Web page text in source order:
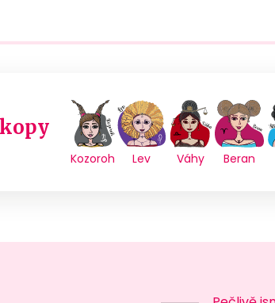
Kozoroh Lev Váhy Beran